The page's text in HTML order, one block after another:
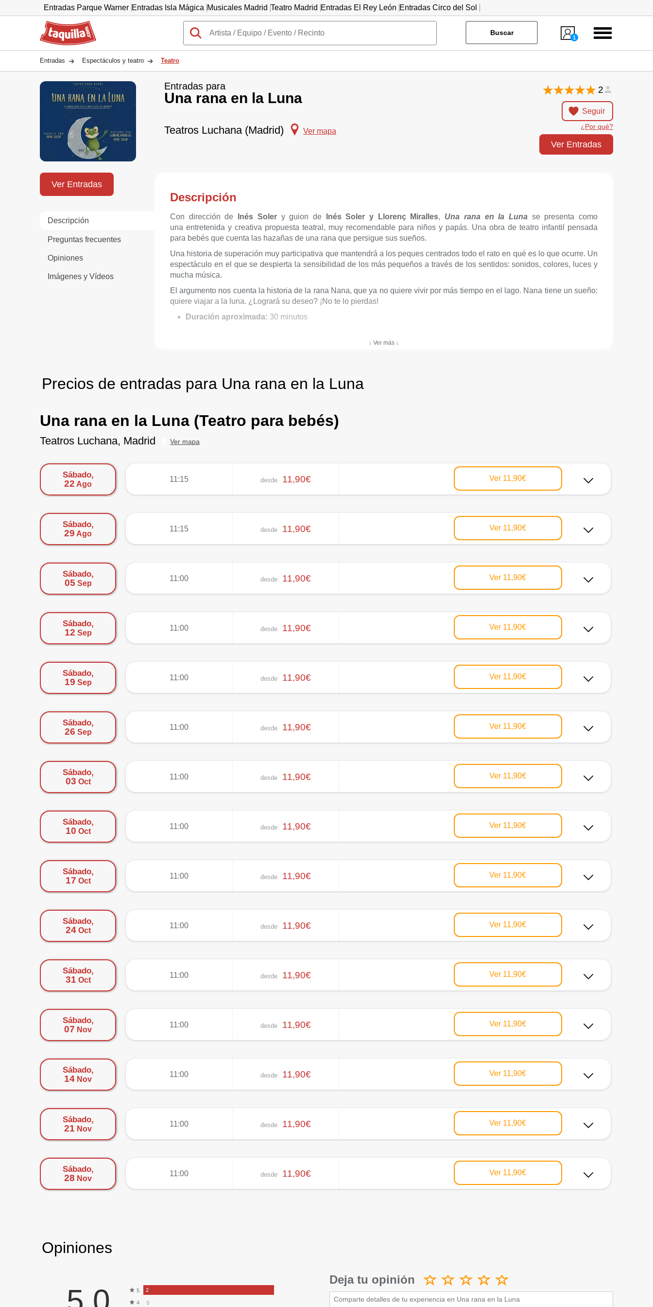
Entradas Parque Warner Entradas Isla Mágica Musicales Madrid Teatro Madrid Entradas El Rey León Entradas Circo del Sol
Taquilla.com
Buscar
1
Menú
Entradas Espectáculos y teatro Teatro
Entradas para
Una rana en la Luna
Teatros Luchana (Madrid) Ver mapa
2
Seguir
¿Por qué?
Ver Entradas
Ver Entradas
Descripción
Preguntas frecuentes
Opiniones
Imágenes y Vídeos
Descripción
Con dirección de Inés Soler y guion de Inés Soler y Llorenç Miralles, Una rana en la Luna se presenta como
una entretenida y creativa propuesta teatral, muy recomendable para niños y papás. Una obra de teatro infantil pensada
para bebés que cuenta las hazañas de una rana que persigue sus sueños.
Una historia de superación muy participativa que mantendrá a los peques centrados todo el rato en qué es lo que ocurre. Un
espectáculo en el que se despierta la sensibilidad de los más pequeños a través de los sentidos: sonidos, colores, luces y
mucha música.
El argumento nos cuenta la historia de la rana Nana, que ya no quiere vivir por más tiempo en el lago. Nana tiene un sueño:
quiere viajar a la luna. ¿Logrará su deseo? ¡No te lo pierdas!
Duración aproximada: 30 minutos
↓ Ver más ↓
Precios de entradas para Una rana en la Luna
Una rana en la Luna (Teatro para bebés)
Teatros Luchana, Madrid Ver mapa
Sábado,
22 Ago
11:15 desde 11,90€ Ver 11,90€
Sábado,
29 Ago
11:15 desde 11,90€ Ver 11,90€
Sábado,
05 Sep
11:00 desde 11,90€ Ver 11,90€
Sábado,
12 Sep
11:00 desde 11,90€ Ver 11,90€
Sábado,
19 Sep
11:00 desde 11,90€ Ver 11,90€
Sábado,
26 Sep
11:00 desde 11,90€ Ver 11,90€
Sábado,
03 Oct
11:00 desde 11,90€ Ver 11,90€
Sábado,
10 Oct
11:00 desde 11,90€ Ver 11,90€
Sábado,
17 Oct
11:00 desde 11,90€ Ver 11,90€
Sábado,
24Oct
11:00 desde 11,90€ Ver 11,90€
Sábado,
31 Oct
11:00 desde 11,90€ Ver 11,90€
Sábado,
07 Nov
11:00 desde 11,90€ Ver 11,90€
Sábado,
14 Nov
11:00 desde 11,90€ Ver 11,90€
Sábado,
21 Nov
11:00 desde 11,90€ Ver 11,90€
Sábado,
28 Nov
11:00 desde 11,90€ Ver 11,90€
Opiniones
5 2
4 0
Deja tu opinión